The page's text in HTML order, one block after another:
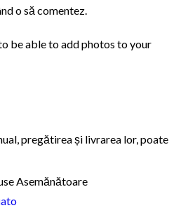
o să comentez.
be able to add photos to your
pregătirea și livrarea lor, poate
Asemănătoare